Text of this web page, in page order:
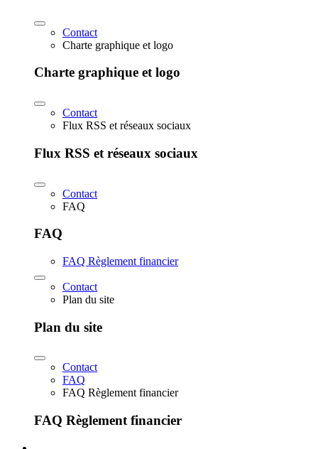
Contact
Charte graphique et logo
Charte graphique et logo
Contact
Flux RSS et réseaux sociaux
Flux RSS et réseaux sociaux
Contact
FAQ
FAQ
FAQ Règlement financier
Contact
Plan du site
Plan du site
Contact
FAQ
FAQ Règlement financier
FAQ Règlement financier